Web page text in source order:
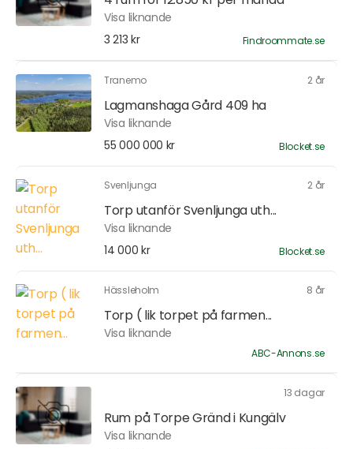
Visa liknande
3 213 kr
Findroommate.se
Tranemo 2 år
Lagmanshaga Gård 409 ha
Visa liknande
55 000 000 kr
Blocket.se
Svenljunga 2 år
Torp utanför Svenljunga uth...
Visa liknande
14 000 kr
Blocket.se
Hässleholm 8 år
Torp ( lik torpet på farmen...
Visa liknande
ABC-Annons.se
13 dagar
Rum på Torpe Gränd i Kungälv
Visa liknande